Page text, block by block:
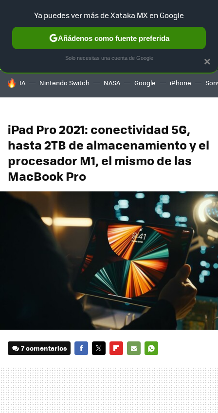
SELECCIÓN GAMING HOME AUTO TERRITORIO
HOY SE HABLA DE
IA Nintendo Switch NASA Google iPhone
iPad Pro 2021: conectividad 5G,
hasta 2TB de almacenamiento y el
procesador M1, el mismo de las
MacBook Pro
7 comentarios
MAIL
×
Ya puedes ver más de Xataka MX en Google
Añádenos como fuente preferida
Solo necesitas una cuenta de Google